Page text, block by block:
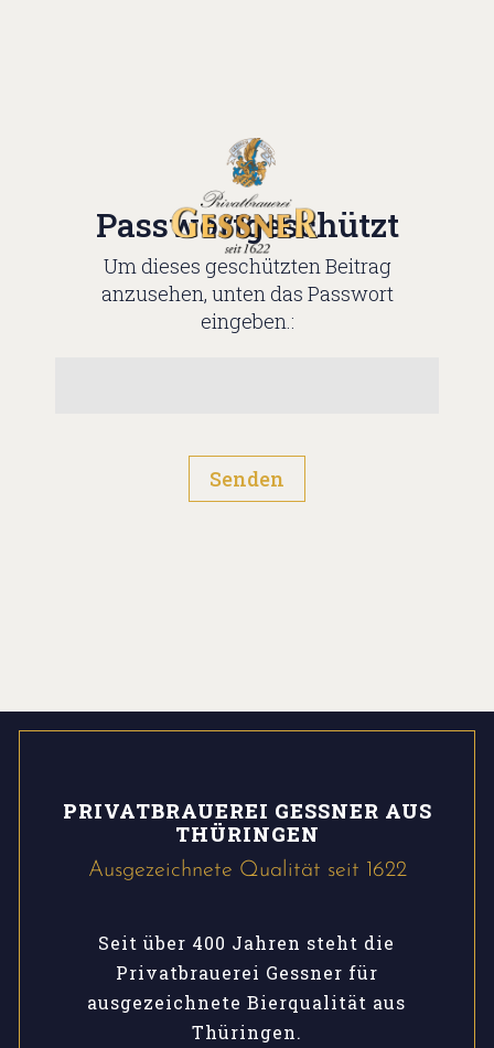
Passwortgeschützt
Um dieses geschützten Beitrag
anzusehen, unten das Passwort
eingeben.:
Senden
PRIVATBRAUEREI GESSNER AUS
THÜRINGEN
Ausgezeichnete Qualität seit 1622
Seit über 400 Jahren steht die
Privatbrauerei Gessner für
ausgezeichnete Bierqualität aus
Thüringen.